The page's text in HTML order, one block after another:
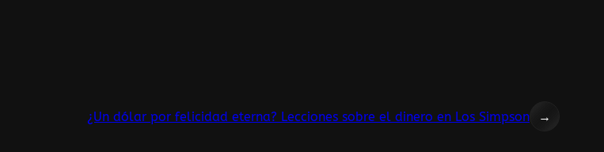
¿Un dólar por felicidad eterna? Lecciones sobre el dinero en Los Simpson →